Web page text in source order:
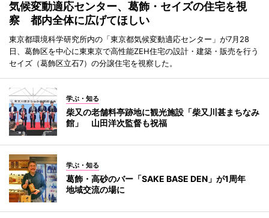
気候変動適応センター、葛飾・セイズの住宅を視
察 都内全体に広げてほしい
東京都環境科学研究所内の「東京都気候変動適応センター」が7月28
日、葛飾区を中心に東東京で高性能ZEH住宅の設計・建築・販売を行う
セイズ（葛飾区立石7）の分譲住宅を視察した。
学ぶ・知る
柴又の老舗料亭跡地に観光施設「柴又川甚まちなみ
館」 山田洋次監督も祝福
学ぶ・知る
葛飾・高砂のバー「SAKE BASE DEN」が1周年
地域交流の場に